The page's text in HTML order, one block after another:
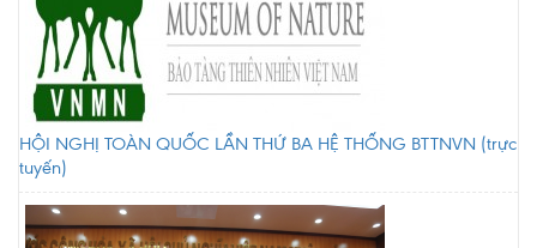
HỘI NGHỊ TOÀN QUỐC LẦN THỨ BA HỆ THỐNG BTTNVN (trực
tuyến)